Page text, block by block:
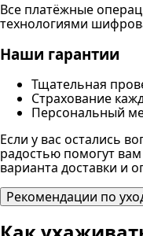
Все платёжные
технологиями
Наши гарантии
Тщательная
Страхование
Персональный
Если у вас остались
радостью помогут
варианта доставки и
Рекомендации по